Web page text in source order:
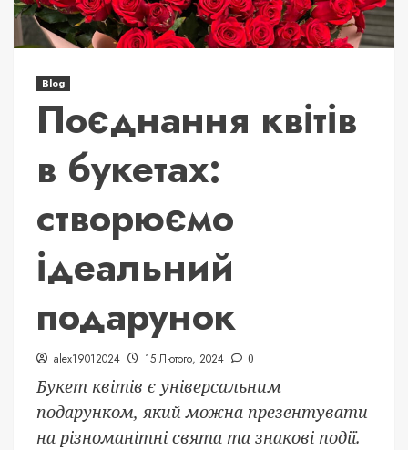
Blog
Поєднання квітів
в букетах:
створюємо
ідеальний
подарунок
alex19012024 15 Лютого, 2024 0
Букет квітів є універсальним
подарунком, який можна презентувати
на різноманітні свята та знакові події.